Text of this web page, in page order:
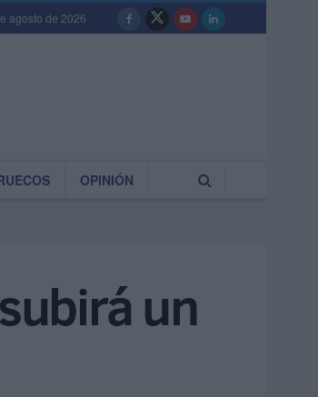
agosto de 2026
OPINIÓN
un